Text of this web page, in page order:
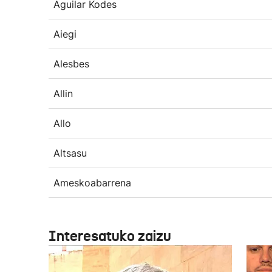
Aguilar Kodes
Aiegi
Alesbes
Allin
Allo
Altsasu
Ameskoabarrena
Interesatuko zaizu